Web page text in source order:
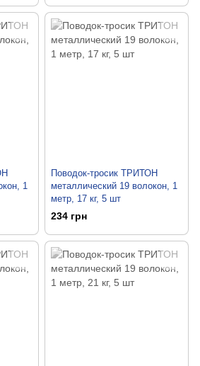
1
Поводок-тросик ТРИТОН
металлический 19 волокон, 1
метр, 17 кг, 5 шт
234 грн